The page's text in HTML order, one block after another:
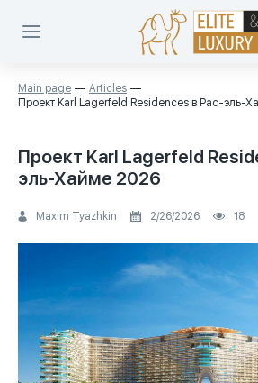
Main page
Articles
Проект Karl Lagerfeld Residences в Рас-эль-
Проект Karl Lagerfeld
эль-Хайме 2026
Maxim Tyazhkin 2/26/2026 18